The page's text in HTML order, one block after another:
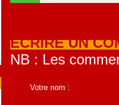
ECRIRE UN
NB : Les
Votre nom :